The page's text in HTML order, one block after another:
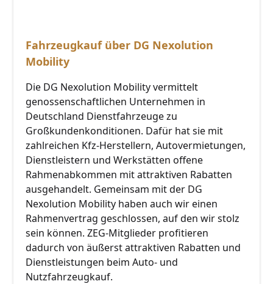
Fahrzeugkauf über DG Nexolution
Mobility
Die DG Nexolution Mobility vermittelt
genossenschaftlichen Unternehmen in
Deutschland Dienstfahrzeuge zu
Großkundenkonditionen. Dafür hat sie mit
zahlreichen Kfz-Herstellern, Autovermietungen,
Dienstleistern und Werkstätten offene
Rahmenabkommen mit attraktiven Rabatten
ausgehandelt. Gemeinsam mit der DG
Nexolution Mobility haben auch wir einen
Rahmenvertrag geschlossen, auf den wir stolz
sein können. ZEG-Mitglieder profitieren
dadurch von äußerst attraktiven Rabatten und
Dienstleistungen beim Auto- und
Nutzfahrzeugkauf.